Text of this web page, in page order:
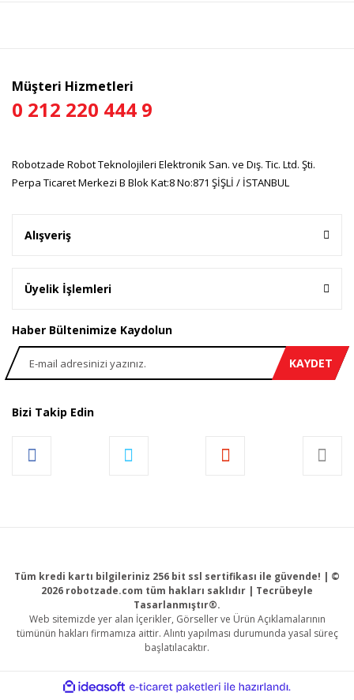
Müşteri Hizmetleri
0 212 220 444 9
Robotzade Robot Teknolojileri Elektronik San. ve Dış. Tic. Ltd. Şti.
Perpa Ticaret Merkezi B Blok Kat:8 No:871 ŞİŞLİ / İSTANBUL
Alışveriş
Üyelik İşlemleri
Haber Bültenimize Kaydolun
KAYDET
Bizi Takip Edin
Tüm kredi kartı bilgileriniz 256 bit ssl sertifikası ile güvende! | ©
2026 robotzade.com tüm hakları saklıdır | Tecrübeyle
Tasarlanmıştır®.
Web sitemizde yer alan İçerikler, Görseller ve Ürün Açıklamalarının
tümünün hakları firmamıza aittir. Alıntı yapılması durumunda yasal süreç
başlatılacaktır.
ideasoft
e-